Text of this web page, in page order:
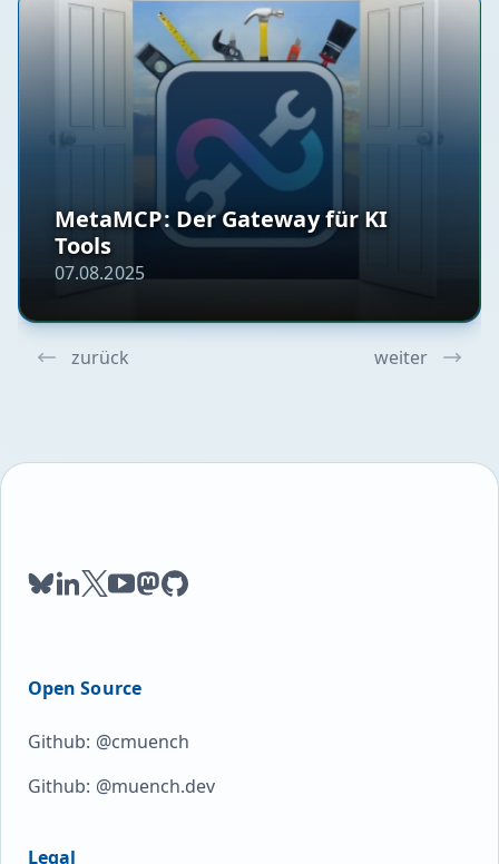
MetaMCP: Der Gateway für KI
Tools
07.08.2025
zurück weiter
bluesky
linkedin
twitter
youtube
mastodon
github
Open Source
Github: @cmuench
Github: @muench.dev
Legal